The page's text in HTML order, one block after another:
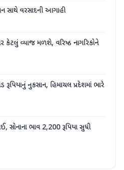
વરસાદની આગાહી
કેટલું વ્યાજ મળશે, વરિષ્ઠ નાગરિકોને
રૂપિયાનું નુકસાન, હિમાચલ પ્રદેશમાં ભારે
સોનાના ભાવ 2,200 રૂપિયા સુધી